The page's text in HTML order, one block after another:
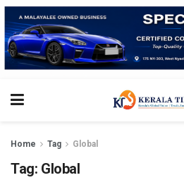
Home Tag Global
Tag: Global